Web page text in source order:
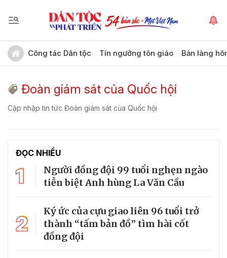
Công tác Dân tộc Tín ngưỡng tôn giáo Bản làng
Đoàn giám sát của Quốc hội
Cập nhập tin tức Đoàn giám sát của Quốc hội
ĐỌC NHIỀU
1
Người đồng đội 99 tuổi nghẹn ngào
tiễn biệt Anh hùng La Văn Cầu
2
Ký ức của cựu giao liên 96 tuổi trở
thành “tấm bản đồ” tìm hài cốt
đồng đội